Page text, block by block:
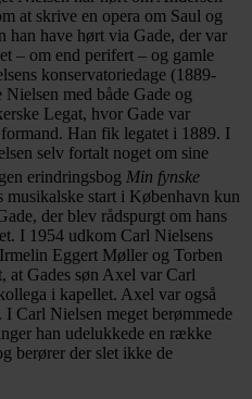
at skrive en opera om Saul og
have hørt via Gade, der var
– om end perifert – og gamle
konservatoriedage (1889-
med både Gade og
Legat, hvor Gade var
Han fik legatet i 1889. I
selv fortalt noget om sine
erindringsbog Min fynske
musikalske start i København kun
der blev rådspurgt om hans
I 1954 udkom Carl Nielsens
Eggert Møller og Torben
at Gades søn Axel var Carl
i kapellet. Axel var også
Carl Nielsen meget berømmede
han udelukkede en række
berører der slet ikke de